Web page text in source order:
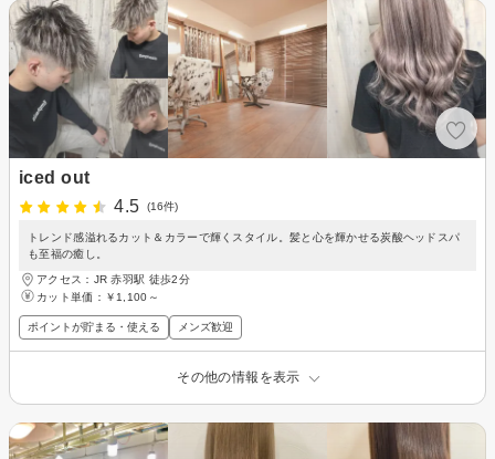
iced out
4.5
(16件)
トレンド感溢れるカット＆カラーで輝くスタイル。髪と心を輝かせる炭酸ヘッドスパ
も至福の癒し。
アクセス：JR 赤羽駅 徒歩2分
カット単価： ￥1,100～
ポイントが貯まる・使える メンズ歓迎
その他の情報を表示